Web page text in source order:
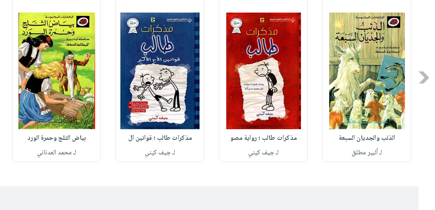
Previous
الذئب والجديان السبعة
لـ ألبير مطلق
مذكرات طالب ؛ رواية مصو
لـ جيف كيني
مذكرات طالب ؛ قوانين ال
لـ جيف كيني
بياض الثلج وحمرة الورد
لـ محمد العدناني